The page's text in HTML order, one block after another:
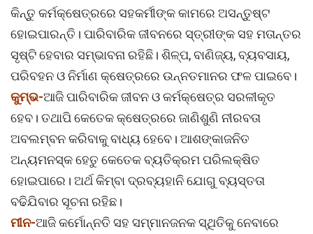
କିନ୍ତୁ କର୍ମକ୍ଷେତ୍ରରେ ସହକର୍ମୀଙ୍କ କାମରେ ଅସନ୍ତୁଷ୍ଟ
ହୋଇପାରନ୍ତି। ପାରିବାରିକ ଜୀବନରେ ସ୍ତ୍ରୀଙ୍କ ସହ ମତାନ୍ତର
ସୃଷ୍ଟି ହେବାର ସମ୍ଭାବନା ରହିଛି। ଶିଳ୍ପ, ବାଣିଜ୍ୟ, ବ୍ୟବସାୟ,
ପରିବହନ ଓ ନିର୍ମାଣ କ୍ଷେତ୍ରରେ ଉନ୍ନତମାନର ଫଳ ପାଇବେ।
କୁମ୍ଭ-ଆଜି ପାରିବାରିକ ଜୀବନ ଓ କର୍ମକ୍ଷେତ୍ର ସରଳୀକୃତ
ହେବ। ତଥାପି କେତେକ କ୍ଷେତ୍ରରେ ଜାଣିଶୁଣି ନୀରବତା
ଅବଲମ୍ବନ କରିବାକୁ ବାଧ୍ୟ ହେବେ। ଆଶଙ୍କାଜନିତ
ଅନ୍ୟମନସ୍କ ହେତୁ କେତେକ ବ୍ୟତିକ୍ରମ ପରିଲକ୍ଷିତ
ହୋଇପାରେ। ଅର୍ଥ କିମ୍ବା ଦ୍ରବ୍ୟହାନି ଯୋଗୁ ବ୍ୟସ୍ତତା
ବଢିଯିବାର ସୂଚନା ରହିଛ।
ମୀନ-ଆଜି କର୍ମୋନ୍ନତି ସହ ସମ୍ମାନଜନକ ସ୍ଥିତିକୁ ନେବାରେ